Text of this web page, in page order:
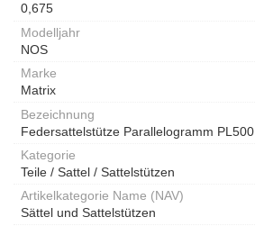
0,675
Modelljahr
NOS
Marke
Matrix
Bezeichnung
Federsattelstütze Parallelogramm PL500
Kategorie
Teile / Sattel / Sattelstützen
Artikelkategorie Name (NAV)
Sättel und Sattelstützen